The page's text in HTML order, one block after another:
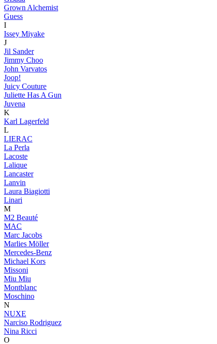
Grown Alchemist
Guess
I
Issey Miyake
J
Jil Sander
Jimmy Choo
John Varvatos
Joop!
Juicy Couture
Juliette Has A Gun
Juvena
K
Karl Lagerfeld
L
LIERAC
La Perla
Lacoste
Lalique
Lancaster
Lanvin
Laura Biagiotti
Linari
M
M2 Beauté
MAC
Marc Jacobs
Marlies Möller
Mercedes-Benz
Michael Kors
Missoni
Miu Miu
Montblanc
Moschino
N
NUXE
Narciso Rodriguez
Nina Ricci
O